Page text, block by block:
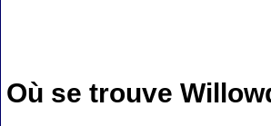
Où se trouve